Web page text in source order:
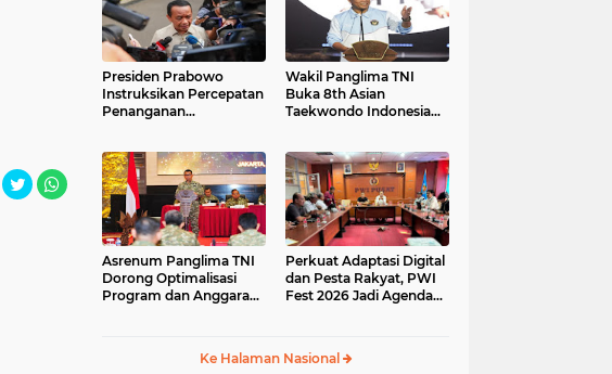
Presiden Prabowo
Instruksikan Percepatan
Penanganan
BBM
Wakil Panglima TNI
Buka 8th Asian
Taekwondo Indonesia
Asrenum Panglima TNI
Dorong Optimalisasi
Program dan Anggaran
Perkuat Adaptasi Digital
dan Pesta Rakyat, PWI
Fest 2026 Jadi Agenda
Ke Halaman Nasional